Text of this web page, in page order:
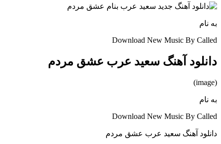
به نام
Download New Music By Called
دانلود آهنگ سعید عرب عشق مردم
(image)
به نام
Download New Music By Called
دانلود آهنگ سعید عرب عشق مردم